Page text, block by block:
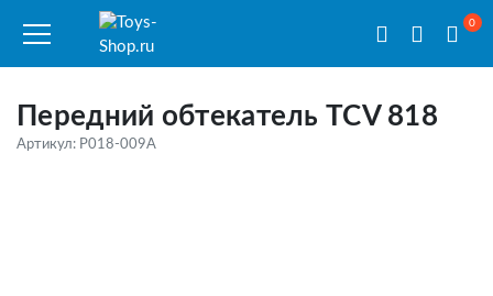
0
Передний обтекатель TCV 818
Артикул: P018-009A